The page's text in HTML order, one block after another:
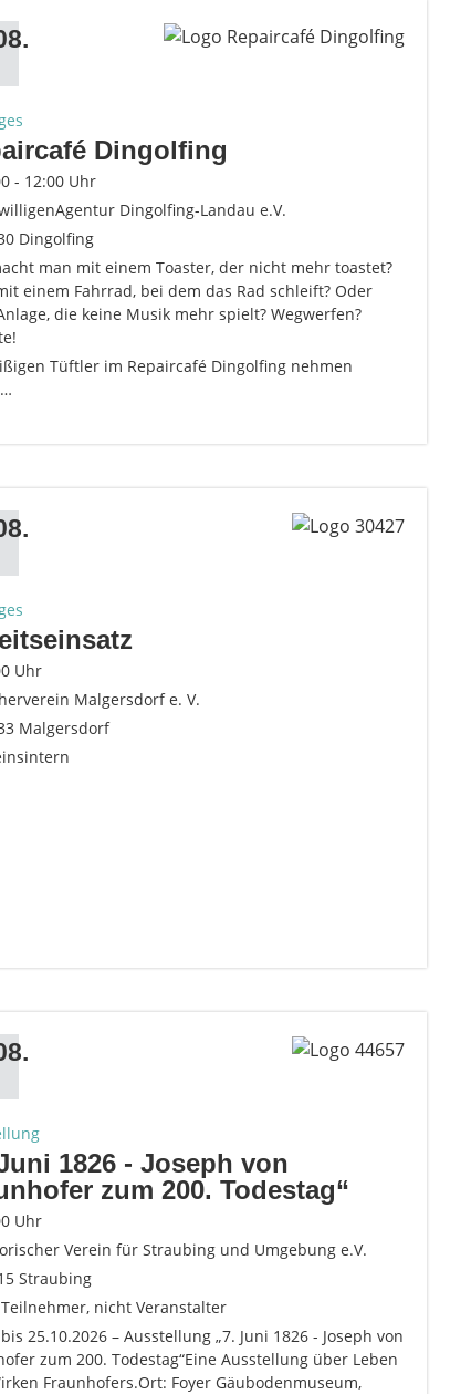
Dingolfing
- 12:00 Uhr
Dingolfing-Landau e.V.
Dingolfing
man mit einem Toaster, der nicht mehr toastet?
einem Fahrrad, bei dem das Rad schleift? Oder
die keine Musik mehr spielt? Wegwerfen?
Tüftler im Repaircafé Dingolfing nehmen
Uhr
Malgersdorf e. V.
Malgersdorf
1826 - Joseph von
zum 200. Todestag“
Uhr
Verein für Straubing und Umgebung e.V.
Straubing
nicht Veranstalter
25.10.2026 – Ausstellung „7. Juni 1826 - Joseph von
zum 200. Todestag“Eine Ausstellung über Leben
Fraunhofers.Ort: Foyer Gäubodenmuseum,